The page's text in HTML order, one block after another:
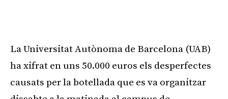
La Universitat Autònoma de Barcelona (UAB)
ha xifrat en uns 50.000 euros els desperfectes
causats per la botellada que es va organitzar